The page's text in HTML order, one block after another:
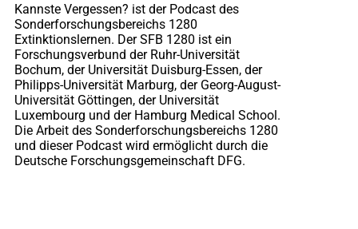
Kannste Vergessen? ist der Podcast des
Sonderforschungsbereichs 1280
Extinktionslernen. Der SFB 1280 ist ein
Forschungsverbund der Ruhr-Universität
Bochum, der Universität Duisburg-Essen, der
Philipps-Universität Marburg, der Georg-August-
Universität Göttingen, der Universität
Luxembourg und der Hamburg Medical School.
Die Arbeit des Sonderforschungsbereichs 1280
und dieser Podcast wird ermöglicht durch die
Deutsche Forschungsgemeinschaft DFG.